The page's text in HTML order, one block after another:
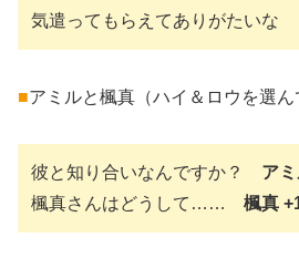
気遣ってもらえてありがたいな
■アミルと楓真（ハイ＆ロウを選ん
彼と知り合いなんですか？ ア
楓真さんはどうして…… 楓真